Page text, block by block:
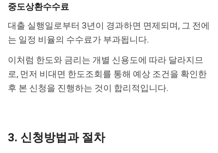
중도상환수수료
대출 실행일로부터 3년이 경과하면 면제되며, 그 전에
는 일정 비율의 수수료가 부과됩니다.
이처럼 한도와 금리는 개별 신용도에 따라 달라지므
로, 먼저 비대면 한도조회를 통해 예상 조건을 확인한
후 본 신청을 진행하는 것이 합리적입니다.
3. 신청방법과 절차